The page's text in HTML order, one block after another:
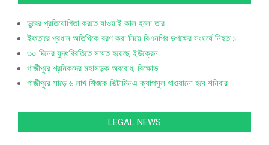
ডুবের প্রতিযোগিতা করতে যাওয়াই কাল হলো তার
ইফতারে প্রধান অতিথিকে বরণ করা নিয়ে বিএনপির দুপক্ষের সংঘর্ষে নিহত ১
৩০ দিনের যুদ্ধবিরতিতে সম্মত হয়েছে ইউক্রেন
গাজীপুরে শ্রমিকদের মহাসড়ক অবরোধ, বিক্ষোভ
গাজীপুরে সাড়ে ৬ লাখ শিশুকে ভিটামিনএ ক্যাপসুল খাওয়ানো হবে শনিবার
LEGAL NEWS